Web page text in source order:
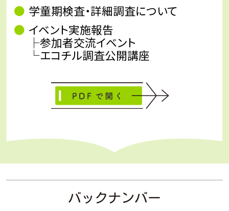
学童期検査・詳細調査について
イベント実施報告
├参加者交流イベント
└エコチル調査公開講座
バックナンバー